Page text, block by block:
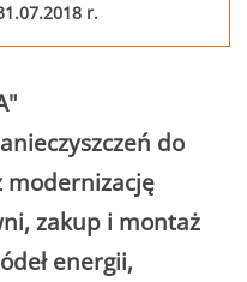
r.
do
modernizację
zakup i montaż
energii,